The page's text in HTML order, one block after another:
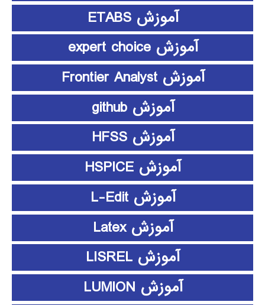
آموزش ETABS
آموزش expert choice
آموزش Frontier Analyst
آموزش github
آموزش HFSS
آموزش HSPICE
آموزش L-Edit
آموزش Latex
آموزش LISREL
آموزش LUMION